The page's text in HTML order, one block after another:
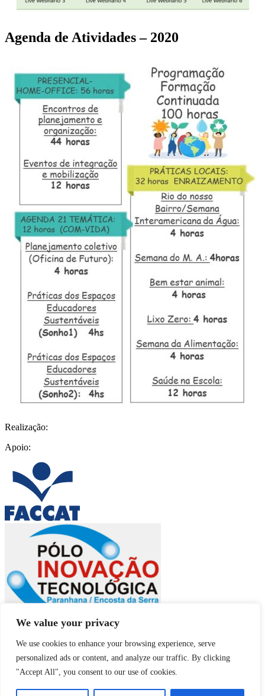
We value your privacy
We use cookies to enhance your browsing experience, serve
personalized ads or content, and analyze our traffic. By clicking
"Accept All", you consent to our use of cookies.
Agenda de Atividades – 2020
Realização:
Apoio: